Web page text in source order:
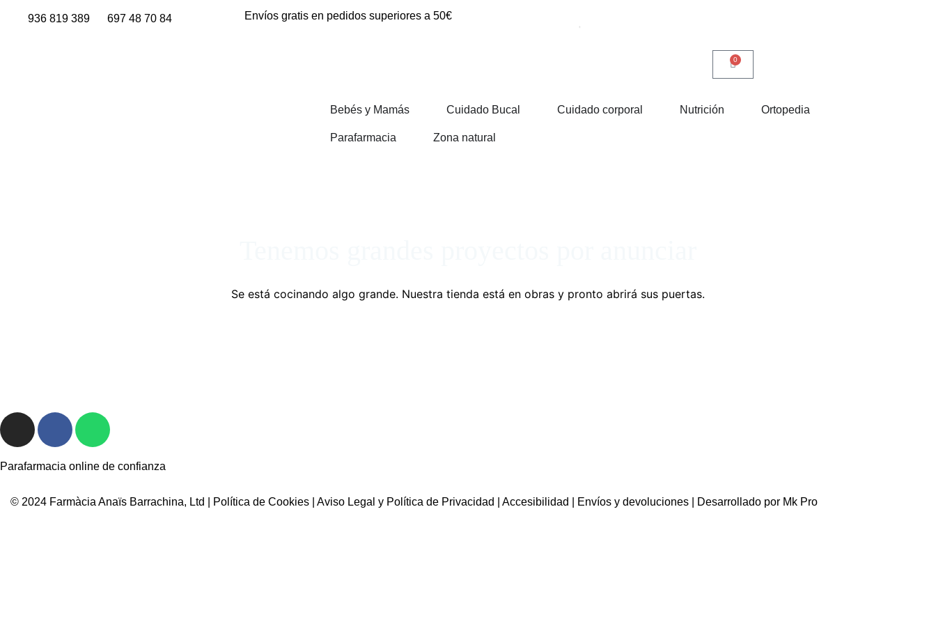
936 819 389 697 48 70 84 Envíos gratis en pedidos superiores a 50€
0
Bebés y Mamás Cuidado Bucal Cuidado corporal Nutrición Ortopedia
Parafarmacia Zona natural
Se está cocinando algo grande. Nuestra tienda está en obras y pronto abrirá sus puertas.
Parafarmacia online de confianza
© 2024 Farmàcia Anaïs Barrachina, Ltd | Política de Cookies Aviso Legal y Política de Privacidad Accesibilidad Envíos y devoluciones | Desarrollado por Mk Pro